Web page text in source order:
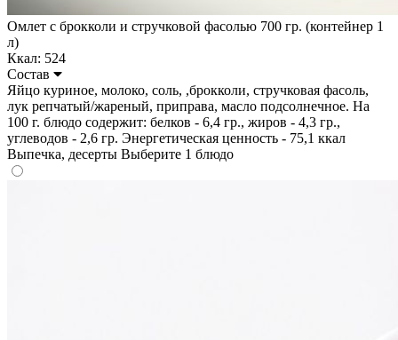
Омлет с брокколи и стручковой фасолью 700 гр. (контейнер 1
л)
Ккал: 524
Состав
Яйцо куриное, молоко, соль, ,брокколи, стручковая фасоль,
лук репчатый/жареный, приправа, масло подсолнечное. На
100 г. блюдо содержит: белков - 6,4 гр., жиров - 4,3 гр.,
углеводов - 2,6 гр. Энергетическая ценность - 75,1 ккал
Выпечка, десерты Выберите 1 блюдо